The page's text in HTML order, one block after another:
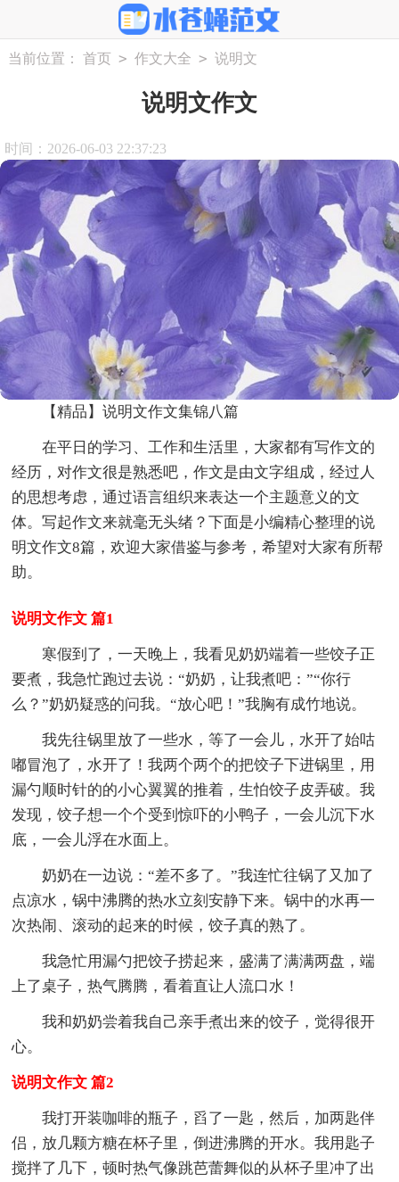
当前位置： 首页 > 作文大全 > 说明文
说明文作文
时间：2026-06-03 22:37:23
【精品】说明文作文集锦八篇
在平日的学习、工作和生活里，大家都有写作文的
经历，对作文很是熟悉吧，作文是由文字组成，经过人
的思想考虑，通过语言组织来表达一个主题意义的文
体。写起作文来就毫无头绪？下面是小编精心整理的说
明文作文8篇，欢迎大家借鉴与参考，希望对大家有所帮
助。
说明文作文 篇1
寒假到了，一天晚上，我看见奶奶端着一些饺子正
要煮，我急忙跑过去说：“奶奶，让我煮吧：”“你行
么？”奶奶疑惑的问我。“放心吧！”我胸有成竹地说。
我先往锅里放了一些水，等了一会儿，水开了始咕
嘟冒泡了，水开了！我两个两个的把饺子下进锅里，用
漏勺顺时针的的小心翼翼的推着，生怕饺子皮弄破。我
发现，饺子想一个个受到惊吓的小鸭子，一会儿沉下水
底，一会儿浮在水面上。
奶奶在一边说：“差不多了。”我连忙往锅了又加了
点凉水，锅中沸腾的热水立刻安静下来。锅中的水再一
次热闹、滚动的起来的时候，饺子真的熟了。
我急忙用漏勺把饺子捞起来，盛满了满满两盘，端
上了桌子，热气腾腾，看着直让人流口水！
我和奶奶尝着我自己亲手煮出来的饺子，觉得很开
心。
说明文作文 篇2
我打开装咖啡的瓶子，舀了一匙，然后，加两匙伴
侣，放几颗方糖在杯子里，倒进沸腾的开水。我用匙子
搅拌了几下，顿时热气像跳芭蕾舞似的从杯子里冲了出